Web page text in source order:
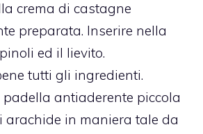
crema di castagne
preparata. Inserire nella
ed il lievito.
tutti gli ingredienti.
antiaderente piccola
arachide in maniera tale da